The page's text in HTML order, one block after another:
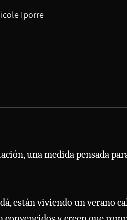
Iporre
una medida pensada
están viviendo un verano